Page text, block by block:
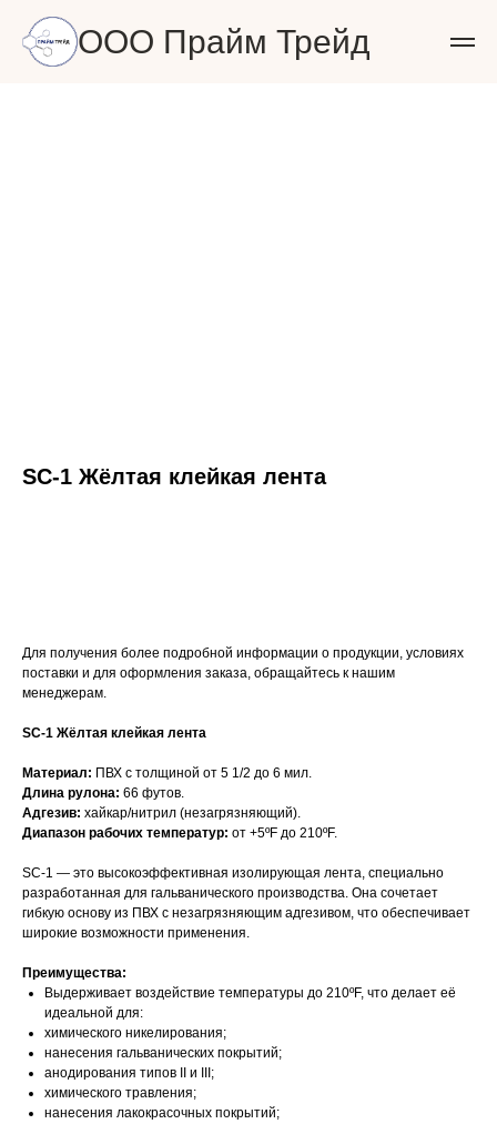
ООО Прайм Трейд
SC-1 Жёлтая клейкая лента
Для получения более подробной информации о продукции, условиях
поставки и для оформления заказа, обращайтесь к нашим
менеджерам.
SC-1 Жёлтая клейкая лента
Материал: ПВХ с толщиной от 5 1/2 до 6 мил.
Длина рулона: 66 футов.
Адгезив: хайкар/нитрил (незагрязняющий).
Диапазон рабочих температур: от +5ºF до 210ºF.
SC-1 — это высокоэффективная изолирующая лента, специально
разработанная для гальванического производства. Она сочетает
гибкую основу из ПВХ с незагрязняющим адгезивом, что обеспечивает
широкие возможности применения.
Преимущества:
Выдерживает воздействие температуры до 210ºF, что делает её
идеальной для:
химического никелирования;
нанесения гальванических покрытий;
анодирования типов II и III;
химического травления;
нанесения лакокрасочных покрытий;